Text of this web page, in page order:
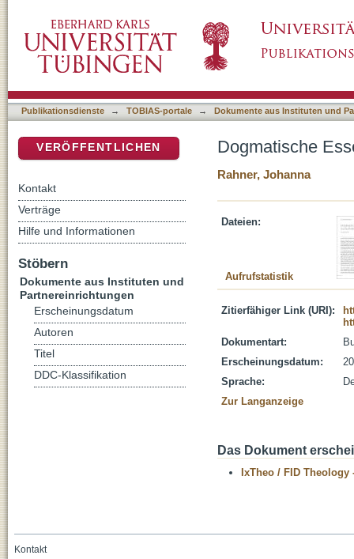
Publikationsdienste → TOBIAS-portale → Dokumente aus Instituten und
Dogmatische
Rahner, Johanna
Dateien:
Aufrufstatistik
Zitierfähiger Link (URI):
Dokumentart:
Erscheinungsdatum:
Sprache:
Zur Langanzeige
Das Dokument
IxTheo / FID Theology
VERÖFFENTLICHEN
Kontakt
Verträge
Hilfe und Informationen
Stöbern
Dokumente aus Instituten und
Partnereinrichtungen
Erscheinungsdatum
Autoren
Titel
DDC-Klassifikation
Kontakt